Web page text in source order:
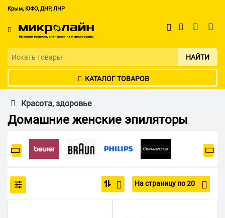
Крым, ЮФО, ДНР, ЛНР
НАЙТИ
КАТАЛОГ ТОВАРОВ
Красота, здоровье
Домашние женские эпиляторы
На страницу по 20